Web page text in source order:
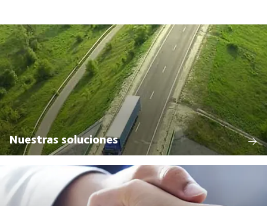
Nuestras soluciones